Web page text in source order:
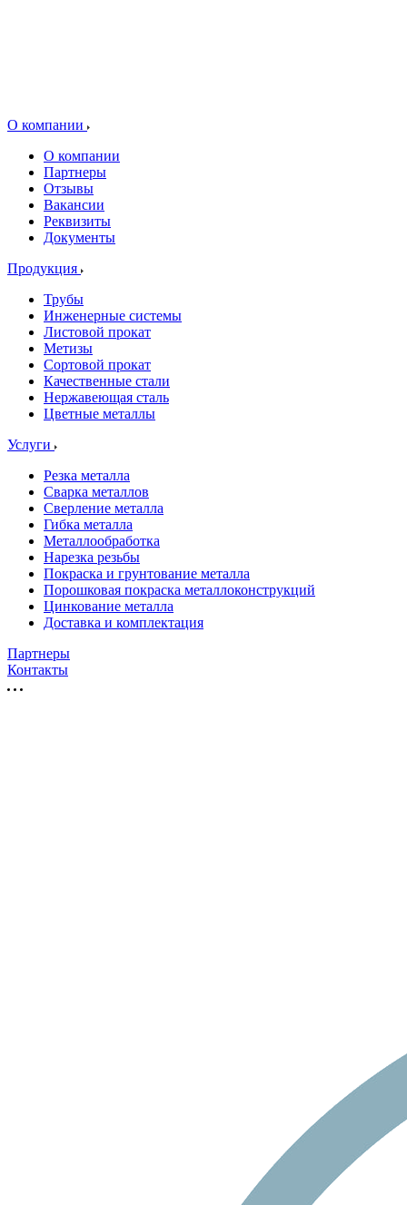
О компании
О компании
Партнеры
Отзывы
Вакансии
Реквизиты
Документы
Продукция
Трубы
Инженерные системы
Листовой прокат
Метизы
Сортовой прокат
Качественные стали
Нержавеющая сталь
Цветные металлы
Услуги
Резка металла
Сварка металлов
Сверление металла
Гибка металла
Металлообработка
Нарезка резьбы
Покраска и грунтование металла
Порошковая покраска металлоконструкций
Цинкование металла
Доставка и комплектация
Партнеры
Контакты